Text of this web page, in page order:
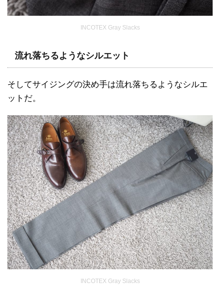
INCOTEX Gray Slacks
流れ落ちるようなシルエット
そしてサイジングの決め手は流れ落ちるようなシルエ
ットだ。
INCOTEX Gray Slacks